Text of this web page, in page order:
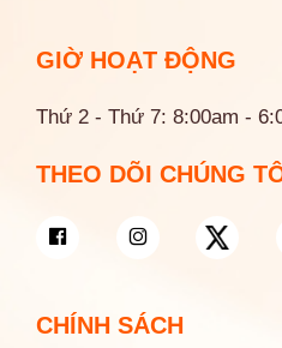
GIỜ HOẠT ĐỘNG
Thứ 2 - Thứ 7: 8:00am -
THEO DÕI CHÚNG
CHÍNH SÁCH